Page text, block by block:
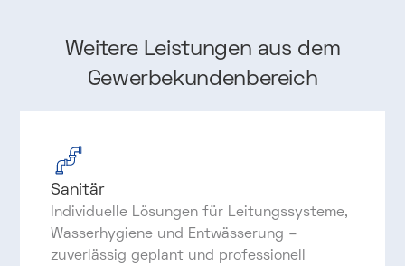
Weitere Leistungen aus dem
Gewerbekundenbereich
Sanitär
Individuelle Lösungen für Leitungssysteme,
Wasserhygiene und Entwässerung –
zuverlässig geplant und professionell